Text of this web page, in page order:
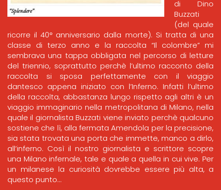
di Dino
Buzzati
(del quale
ricorre il 40° anniversario dalla morte). Si tratta di una
classe di terzo anno e la raccolta “Il colombre” mi
sembrava una tappa obbligata nel percorso di letture
del triennio, soprattutto perchè l’ultimo racconto della
raccolta si sposa perfettamente con il viaggio
dantesco appena iniziato con l’Inferno. Infatti l’ultimo
della raccolta, abbastanza lungo rispetto agli altri è un
viaggio immaginario nella metropolitana di Milano, nella
quale il giornalista Buzzati viene inviato perchè qualcuno
sostiene che lì, alla fermata Amendola per la precisione,
sia stata trovata una porta che immette, manco a dirlo,
all’inferno. Così il nostro giornalista e scrittore scopre
una Milano infernale, tale e quale a quella in cui vive. Per
un milanese la curiosità dovrebbe essere più alta, a
questo punto…